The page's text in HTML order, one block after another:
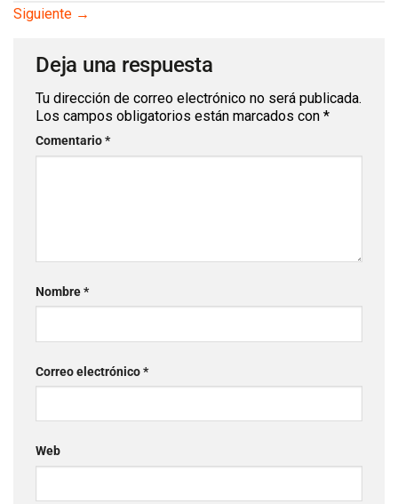
Siguiente →
Deja una respuesta
Tu dirección de correo electrónico no será publicada.
Los campos obligatorios están marcados con *
Comentario*
Nombre*
Correo electrónico*
Web